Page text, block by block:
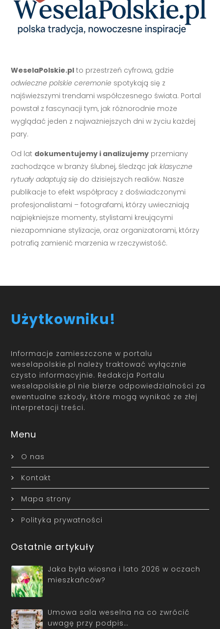
WeselaPolskie.pl to przestrzeń cyfrowa, gdzie
odwieczne polskie ceremonie spotykają się z
najświeższymi trendami współczesnego świata. Portal
powstał z fascynacji tym, jak różnorodnie może
wyglądać jeden z najważniejszych dni w życiu każdej
pary.
Od lat dokumentujemy i analizujemy przemiany
zachodzące w branży ślubnej, śledząc jakklasyczne
rytuały adaptują się do dzisiejszych realiów. Nasze
publikacje to efekt współpracy z doświadczonymi
profesjonalistami – fotografami, którzy uwieczniają
najpiękniejsze momenty, stylistami kreującymi
niezapomniane stylizacje, oraz organizatorami, którzy
potrafią zamienić marzenia w rzeczywistość.
Użytkowniku!
Informacje zamieszczone w portalu
weselapolskie.pl należy traktować wyłącznie
czysto informacyjnie. Redakcja Portalu
weselapolskie.pl nie bierze odpowiedzialności za
ewentualne szkody, które mogą wynikać ze złej
interpretacji treści.
Menu
O nas
Kontakt
Mapa strony
Polityka prywatności
Ostatnie artykuły
Jaka była wiosna i lato 2026 w oczach
mieszkańców?
Umowa sala weselna na co zwrócić
uwagę przy podpis…